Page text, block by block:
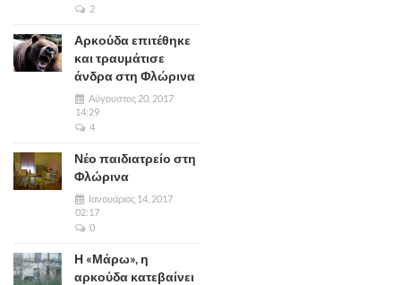
2
Αρκούδα επιτέθηκε
και τραυμάτισε
άνδρα στη Φλώρινα
Αύγουστος 20, 2017
14:29
4
Νέο παιδιατρείο στη
Φλώρινα
Ιανουάριος 14, 2017
02:17
0
Η «Μάρω», η
αρκούδα κατεβαίνει